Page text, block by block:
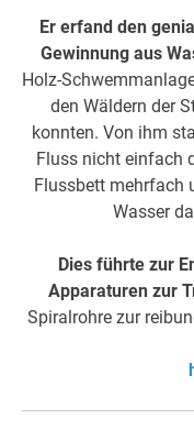
Er erfand den
Gewinnung aus
Holz-
den Wäldern der
konnten. Von ihm
Fluss nicht einfach
Flussbett mehrfach
Wasser
Dies führte zur
Apparaturen zur
Spiralrohre zur